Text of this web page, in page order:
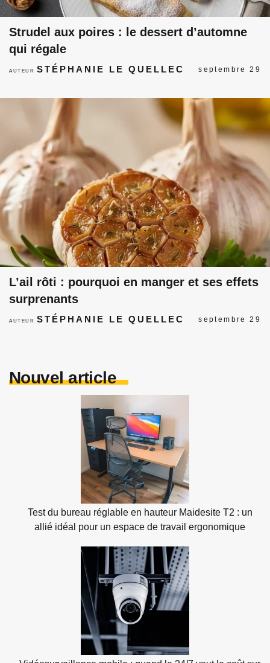
Strudel aux poires : le dessert d’automne
qui régale
AUTEURSTÉPHANIE LE QUELLEC septembre 29
L’ail rôti : pourquoi en manger et ses effets
surprenants
AUTEURSTÉPHANIE LE QUELLEC septembre 29
Nouvel article
Test du bureau réglable en hauteur Maidesite T2 : un
allié idéal pour un espace de travail ergonomique